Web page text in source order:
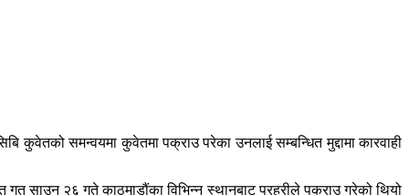
कुवेतको समन्वयमा कुवेतमा पक्राउ परेका उनलाई सम्बन्धित मुद्दामा कारवाही
साउन २६ गते काठमाडौंका विभिन्न स्थानबाट प्रहरीले पक्राउ गरेको थियो